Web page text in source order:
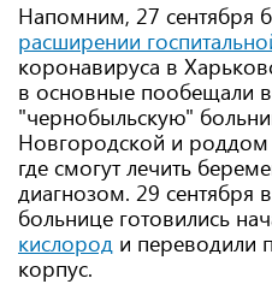
Напомним, 27 сентября
расширении
коронавируса в
в основные пообещали
"чернобыльскую"
Новгородской и
где смогут лечить
диагнозом. 29 сентября
больнице готовились
кислород и переводили
корпус.